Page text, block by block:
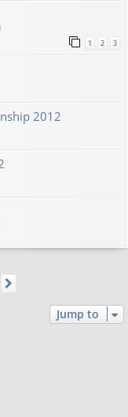
1 2 3
2012
Jump to